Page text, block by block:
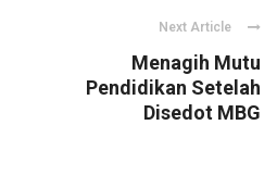
Next Article
Menagih Mutu
Pendidikan Setelah
Disedot MBG